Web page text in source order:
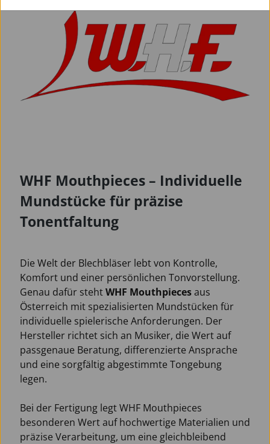
WHF Mouthpieces – Individuelle
Mundstücke für präzise
Tonentfaltung
Die Welt der Blechbläser lebt von Kontrolle,
Komfort und einer persönlichen Tonvorstellung.
Genau dafür stehtWHF Mouthpiecesaus
Österreich mit spezialisierten Mundstücken für
individuelle spielerische Anforderungen. Der
Hersteller richtet sich an Musiker, die Wert auf
passgenaue Beratung, differenzierte Ansprache
und eine sorgfältig abgestimmte Tongebung
legen.
Bei der Fertigung legt WHF Mouthpieces
besonderen Wert auf hochwertige Materialien und
präzise Verarbeitung, um eine gleichbleibend